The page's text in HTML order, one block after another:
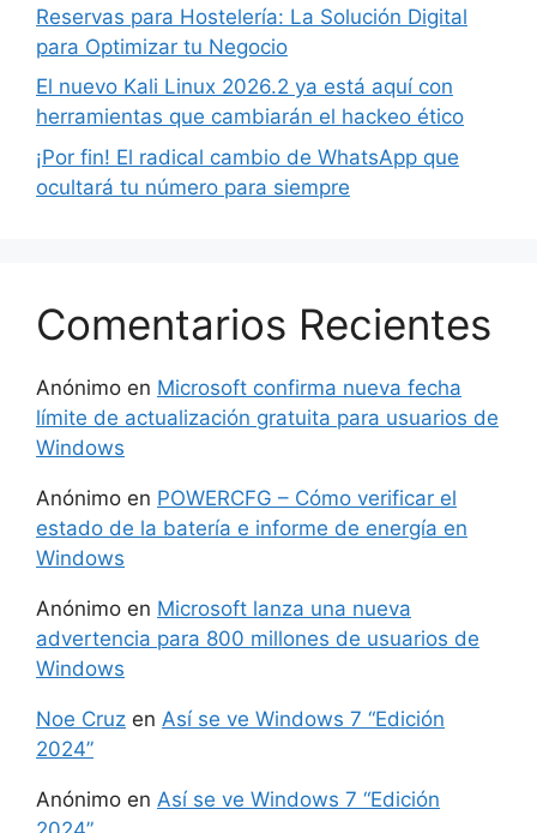
Reservas para Hostelería: La Solución Digital
para Optimizar tu Negocio
El nuevo Kali Linux 2026.2 ya está aquí con
herramientas que cambiarán el hackeo ético
¡Por fin! El radical cambio de WhatsApp que
ocultará tu número para siempre
Comentarios Recientes
Anónimo en Microsoft confirma nueva fecha
límite de actualización gratuita para usuarios de
Windows
Anónimo en POWERCFG – Cómo verificar el
estado de la batería e informe de energía en
Windows
Anónimo en Microsoft lanza una nueva
advertencia para 800 millones de usuarios de
Windows
Noe Cruz en Así se ve Windows 7 “Edición
2024”
Anónimo en Así se ve Windows 7 “Edición